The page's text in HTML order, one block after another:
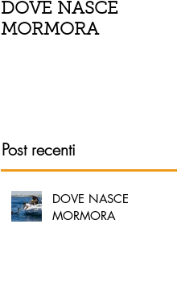
DOVE NASCE
MORMORA
Post recenti
DOVE NASCE
MORMORA